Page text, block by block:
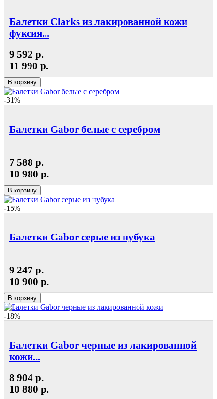
Балетки Clarks из лакированной кожи
фуксия...
9 592 р.
11 990 р.
В корзину
-31%
Балетки Gabor белые с серебром
7 588 р.
10 980 р.
В корзину
-15%
Балетки Gabor серые из нубука
9 247 р.
10 900 р.
В корзину
-18%
Балетки Gabor черные из лакированной
кожи...
8 904 р.
10 880 р.